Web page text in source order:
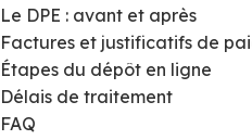
Le DPE : avant et après
Factures et justificatifs de
Étapes du dépôt en ligne
Délais de traitement
FAQ